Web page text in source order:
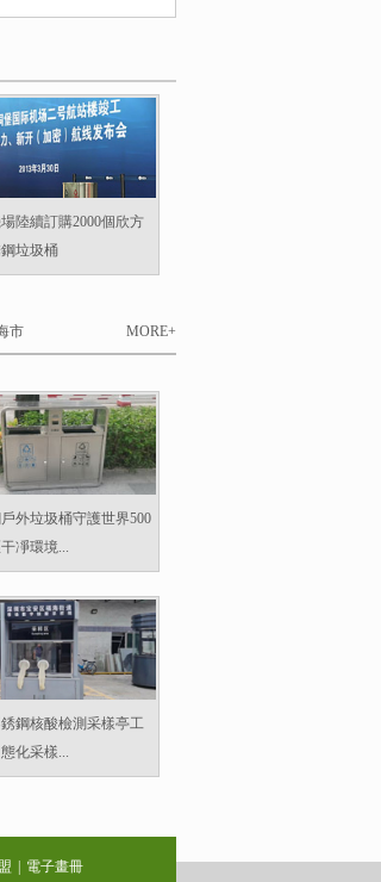
陸續訂購2000個欣方
垃圾桶
MORE+
市
外垃圾桶守護世界500
凈環境...
鋼核酸檢測采樣亭工
化采樣...
電子畫冊